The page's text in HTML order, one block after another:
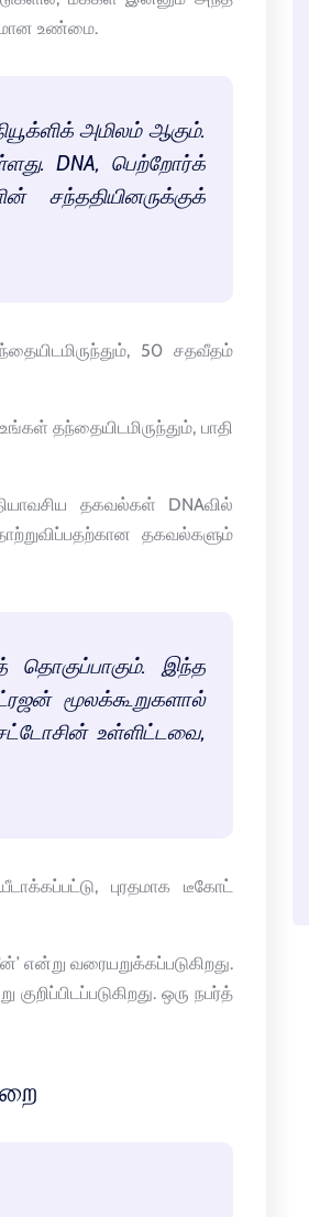
உண்மை.
அமிலம் ஆகும்.
DNA, பெற்றோர்க்
50 சதவீதம்
தந்தையிடமிருந்தும், பாதி
தகவல்கள் DNAவில்
தகவல்களும்
தொகுப்பாகும். இந்த
மூலக்கூறுகளால்
உள்ளிட்டவை,
புரதமாக டீகோட்
என்று வரையறுக்கப்படுகிறது.
ஒரு நபர்த்